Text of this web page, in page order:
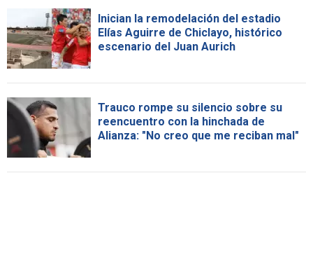
Inician la remodelación del estadio
Elías Aguirre de Chiclayo, histórico
escenario del Juan Aurich
Trauco rompe su silencio sobre su
reencuentro con la hinchada de
Alianza: "No creo que me reciban mal"